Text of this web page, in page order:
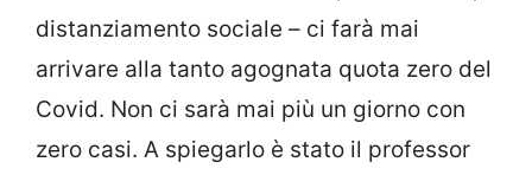
distanziamento sociale – ci farà mai
arrivare alla tanto agognata quota zero del
Covid. Non ci sarà mai più un giorno con
zero casi. A spiegarlo è stato il professor